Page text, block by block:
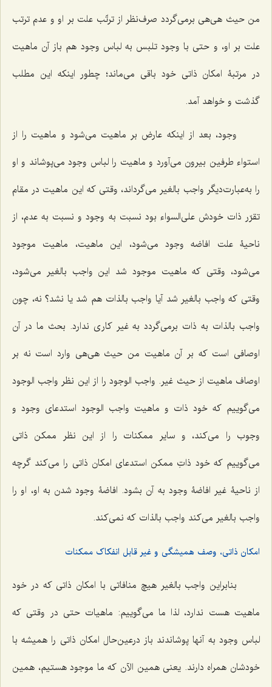
من حیث هى‌هى برمى‌گردد صرف‌نظر از ترتّب علت بر او و عدم ترتب
علت بر او، و حتى با وجود تلبس به لباس وجود هم باز آن ماهیت
در مرتبۀ امکان ذاتى خود باقى مى‌ماند؛ چطور اینکه این مطلب
گذشت و خواهد آمد.
وجود، بعد از اینکه عارض بر ماهیت مى‌شود و ماهیت را از
استواء طرفین بیرون مى‌آورد و ماهیت را لباس وجود مى‌پوشاند و او
را به‌عبارت‌دیگر واجب بالغیر مى‌گرداند، وقتى‌ که این ماهیت در مقام
تقرّر ذات خودش على‌السواء بود نسبت به وجود و نسبت به عدم، از
ناحیۀ علت افاضه وجود مى‌شود، این ماهیت، ماهیت موجود
می‌شود، وقتى ‌که ماهیت موجود شد این واجب بالغیر مى‌شود،
وقتى ‌که واجب بالغیر شد آیا واجب بالذات هم شد یا نشد؟ نه، چون
واجب بالذات به ذات برمى‌گردد به غیر کارى ندارد. بحث ما در آن
اوصافى است که بر آن ماهیت من حیث هى‌هى وارد است نه بر
اوصاف ماهیت از حیث غیر. واجب الوجود را از این‌ نظر واجب الوجود
مى‌گوییم که خود ذات و ماهیت واجب الوجود استدعاى وجود و
وجوب را مى‌کند، و سایر ممکنات را از این‌ نظر ممکن ذاتى
مى‌گوییم که خود ذاتِ ممکن استدعاى امکان ذاتى را مى‌کند گرچه
از ناحیۀ غیر افاضۀ وجود به آن بشود. افاضۀ وجود شدن به او، او را
واجب بالغیر مى‌کند واجب بالذات که نمى‌کند.
امکان ذاتی، وصف همیشگی و غیر قابل انفکاک ممکنات
بنابراین واجب بالغیر هیچ‌ منافاتى با امکان ذاتى که در خود
ماهیت هست ندارد، لذا ما مى‌گوییم: ماهیات حتى در وقتى ‌که
لباس وجود به آنها پوشاندند باز درعین‌حال امکان ذاتى را همیشه با
خودشان همراه دارند. یعنی همین الآن که ما موجود هستیم، همین